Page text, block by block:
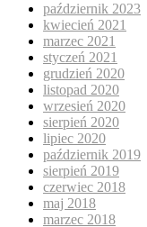
październik 2023
kwiecień 2021
marzec 2021
styczeń 2021
grudzień 2020
listopad 2020
wrzesień 2020
sierpień 2020
lipiec 2020
październik 2019
sierpień 2019
czerwiec 2018
maj 2018
marzec 2018